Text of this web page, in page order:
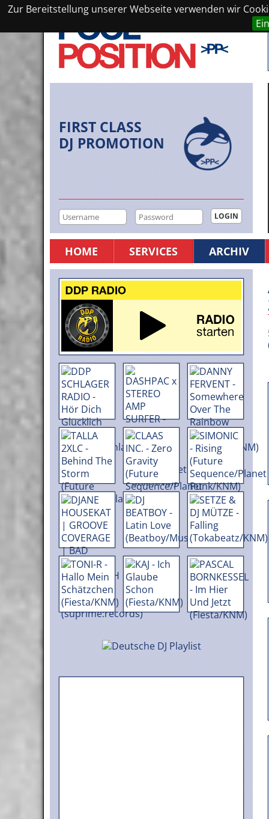
Zur Bereitstellung unserer Webseite verwenden wir
FIRST CLASS
DJ PROMOTION
HOME SERVICES ARCHIV